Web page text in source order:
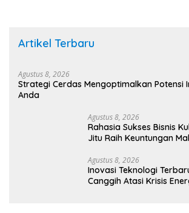
Artikel Terbaru
Agustus 8, 2026
Strategi Cerdas Mengoptimalkan Potensi
Anda
Agustus 8, 2026
Rahasia Sukses Bisnis
Jitu Raih Keuntungan
Agustus 8, 2026
Inovasi Teknologi
Canggih Atasi Krisis